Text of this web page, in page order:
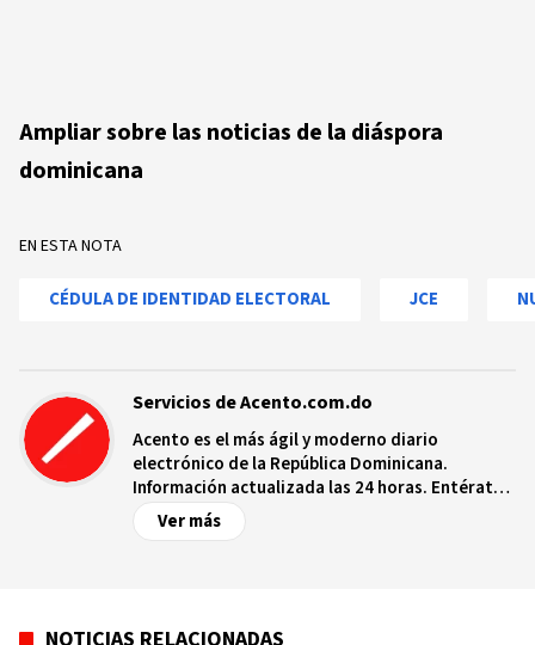
Ampliar sobre las noticias de la diáspora
dominicana
EN ESTA NOTA
CÉDULA DE IDENTIDAD ELECTORAL JCE
Servicios de Acento.com.do
Acento es el más ágil y moderno diario
electrónico de la República Dominicana.
Información actualizada las 24 horas. Entérate
de las noticias y sucesos más importantes a
nivel nacional e internacional, videos y fotos
Ver más